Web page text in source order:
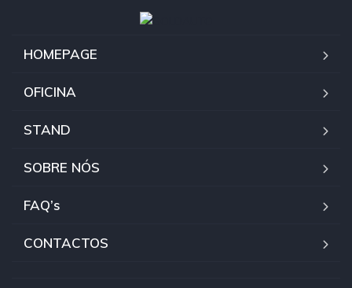
HOMEPAGE
OFICINA
STAND
SOBRE NÓS
FAQ’s
CONTACTOS